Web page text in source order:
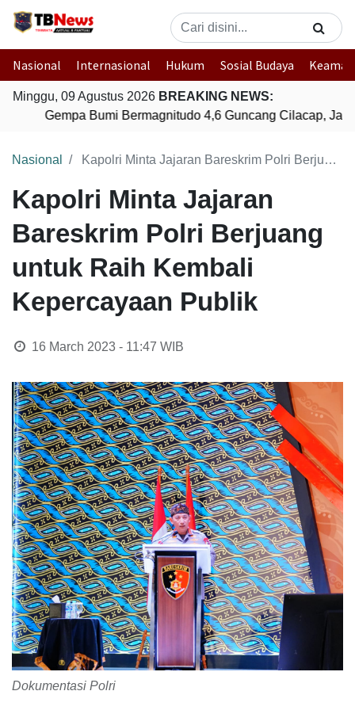
Nasional Internasional Hukum Sosial Budaya
Minggu, 09 Agustus 2026 BREAKING NEWS:
Gempa Bumi Bermagnitudo 4,6 Guncang Cilacap,
Nasional Kapolri Minta Jajaran Bareskrim Polri Berjuang untuk Raih Kembali Kepercayaan Publik
Kapolri Minta Jajaran
Bareskrim Polri Berjuang
untuk Raih Kembali
Kepercayaan Publik
16 March 2023 - 11:47 WIB
Dokumentasi Polri